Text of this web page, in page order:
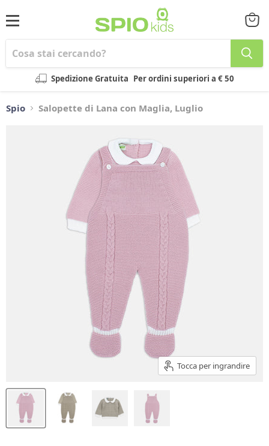
Menu
Spedizione Gratuita Per ordini superiori a € 50
il
Spio Salopette di Lana con Maglia, Luglio
Tocca per ingrandire